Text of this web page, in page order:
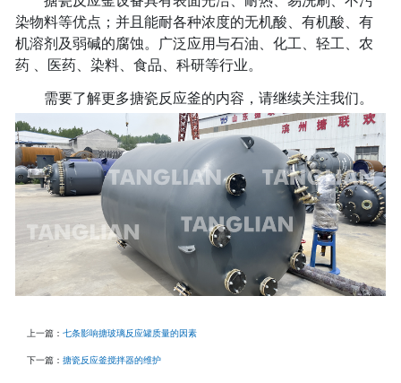
染物料等优点；并且能耐各种浓度的无机酸、有机酸、有
机溶剂及弱碱的腐蚀。广泛应用与石油、化工、轻工、农
药
、医药、染料、食品、科研等行业。
需要了解更多搪瓷反应釜的内容，请继续关注我们。
上一篇： 七条影响搪玻璃反应罐质量的因素
下一篇： 搪瓷反应釜搅拌器的维护